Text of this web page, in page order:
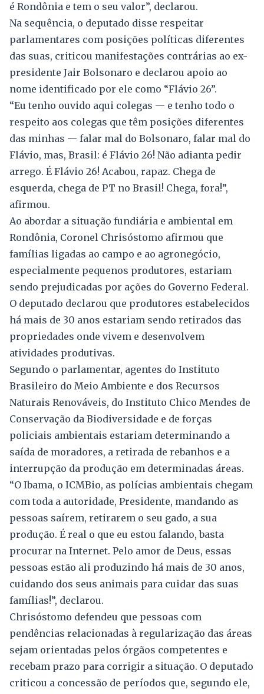
é Rondônia e tem o seu valor”, declarou.
Na sequência, o deputado disse respeitar
parlamentares com posições políticas diferentes
das suas, criticou manifestações contrárias ao ex-
presidente Jair Bolsonaro e declarou apoio ao
nome identificado por ele como “Flávio 26”.
“Eu tenho ouvido aqui colegas — e tenho todo o
respeito aos colegas que têm posições diferentes
das minhas — falar mal do Bolsonaro, falar mal do
Flávio, mas, Brasil: é Flávio 26! Não adianta pedir
arrego. É Flávio 26! Acabou, rapaz. Chega de
esquerda, chega de PT no Brasil! Chega, fora!”,
afirmou.
Ao abordar a situação fundiária e ambiental em
Rondônia, Coronel Chrisóstomo afirmou que
famílias ligadas ao campo e ao agronegócio,
especialmente pequenos produtores, estariam
sendo prejudicadas por ações do Governo Federal.
O deputado declarou que produtores estabelecidos
há mais de 30 anos estariam sendo retirados das
propriedades onde vivem e desenvolvem
atividades produtivas.
Segundo o parlamentar, agentes do Instituto
Brasileiro do Meio Ambiente e dos Recursos
Naturais Renováveis, do Instituto Chico Mendes de
Conservação da Biodiversidade e de forças
policiais ambientais estariam determinando a
saída de moradores, a retirada de rebanhos e a
interrupção da produção em determinadas áreas.
“O Ibama, o ICMBio, as polícias ambientais chegam
com toda a autoridade, Presidente, mandando as
pessoas saírem, retirarem o seu gado, a sua
produção. É real o que eu estou falando, basta
procurar na Internet. Pelo amor de Deus, essas
pessoas estão ali produzindo há mais de 30 anos,
cuidando dos seus animais para cuidar das suas
famílias!”, declarou.
Chrisóstomo defendeu que pessoas com
pendências relacionadas à regularização das áreas
sejam orientadas pelos órgãos competentes e
recebam prazo para corrigir a situação. O deputado
criticou a concessão de períodos que, segundo ele,